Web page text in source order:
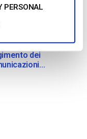
PERSONAL
dei